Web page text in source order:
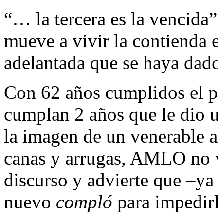
“… la tercera es la
mueve a vivir la contienda
adelantada que se haya
Con 62 años cumplidos el
cumplan 2 años que le dio
la imagen de un venerable
canas y arrugas, AMLO
discurso y advierte que
nuevo compló para